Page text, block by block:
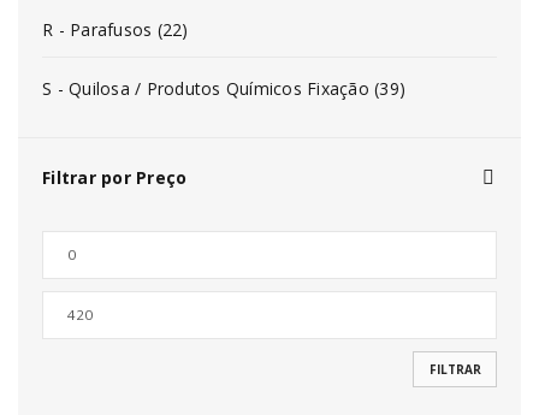
R - Parafusos (22)
S - Quilosa / Produtos Químicos Fixação (39)
Filtrar por Preço
FILTRAR